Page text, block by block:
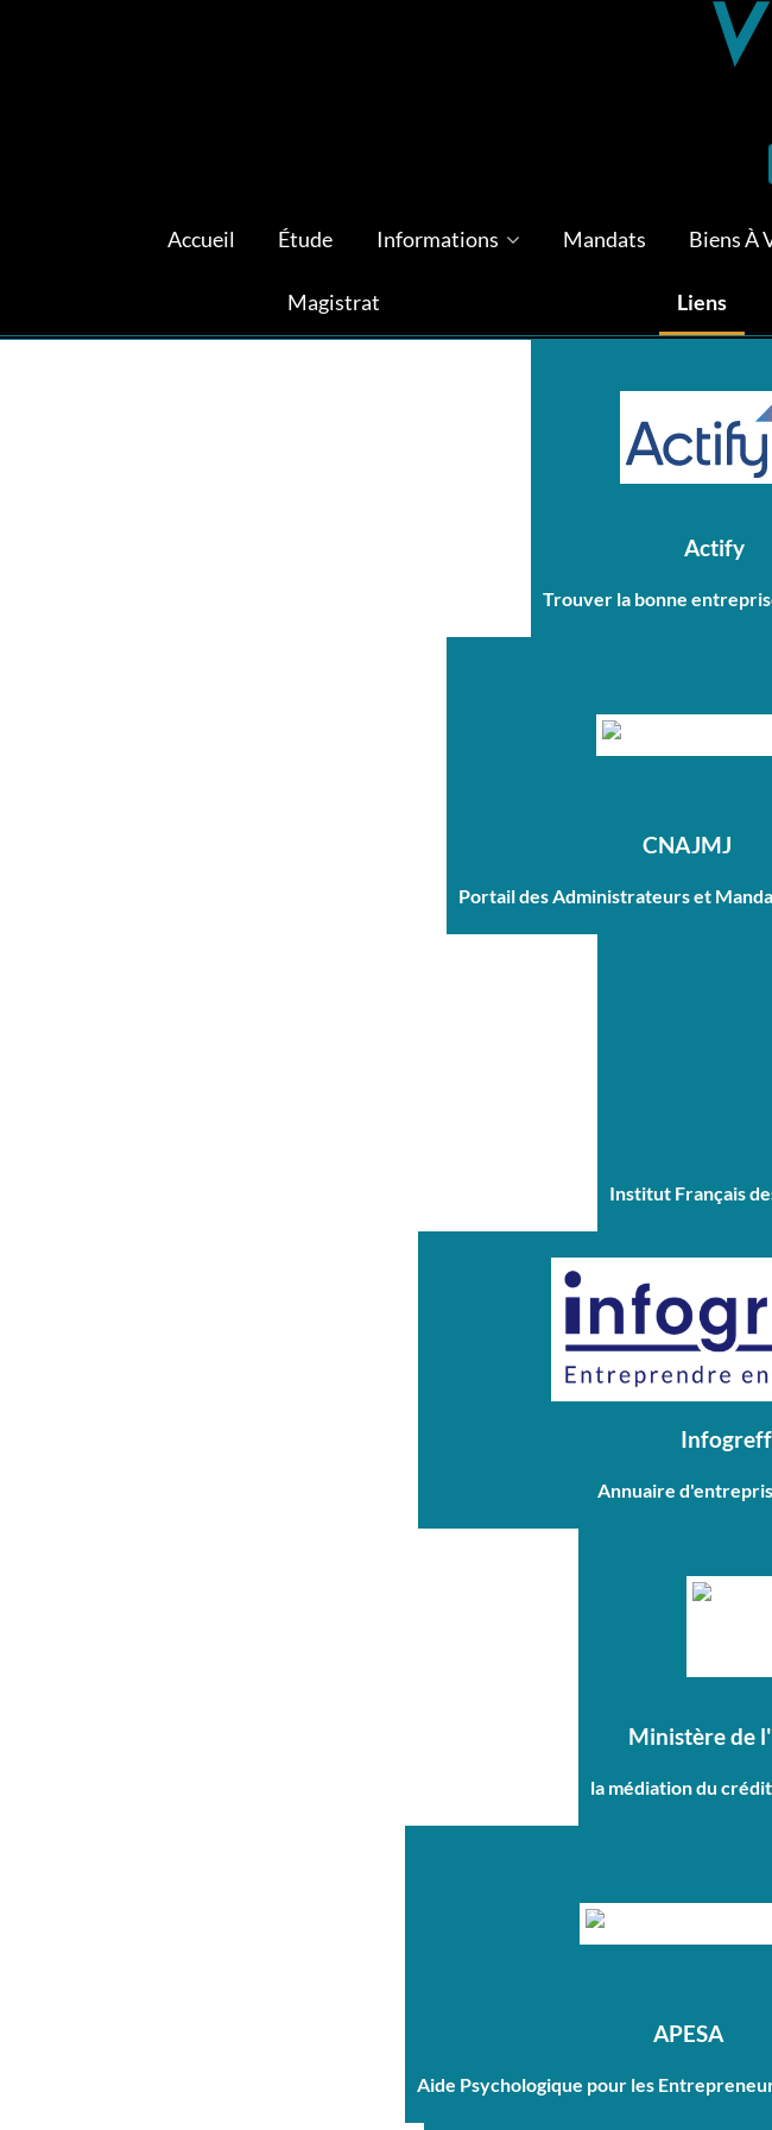
Accueil Étude Informations Mandats Biens À
Magistrat Liens
Actify
Trouver la bonne
CNAJMJ
Portail des Administrateurs et
Institut Français
Annuaire
Ministère de
la médiation du
APESA
Aide Psychologique pour les